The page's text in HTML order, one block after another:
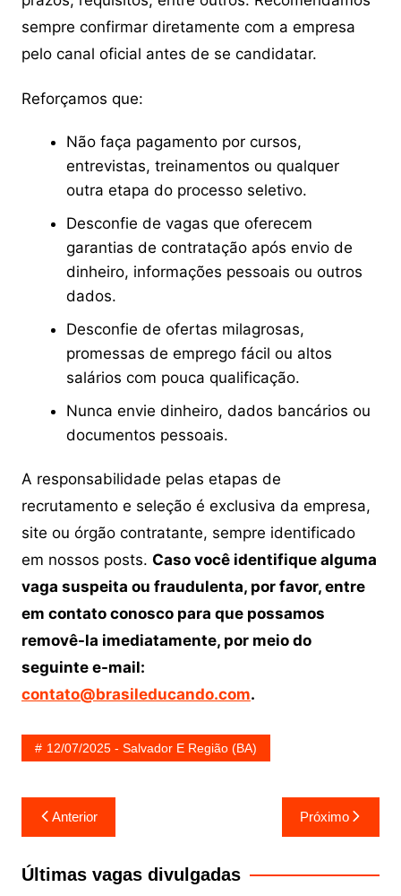
sempre confirmar diretamente com a empresa
pelo canal oficial antes de se candidatar.
Reforçamos que:
Não faça pagamento por cursos,
entrevistas, treinamentos ou qualquer
outra etapa do processo seletivo.
Desconfie de vagas que oferecem
garantias de contratação após envio de
dinheiro, informações pessoais ou outros
dados.
Desconfie de ofertas milagrosas,
promessas de emprego fácil ou altos
salários com pouca qualificação.
Nunca envie dinheiro, dados bancários ou
documentos pessoais.
A responsabilidade pelas etapas de
recrutamento e seleção é exclusiva da empresa,
site ou órgão contratante, sempre identificado
em nossos posts. Caso você identifique alguma
vaga suspeita ou fraudulenta, por favor, entre
em contato conosco para que possamos
removê-la imediatamente, por meio do
seguinte e-mail:
contato@brasileducando.com.
12/07/2025 - Salvador E Região (BA)
Navegação
de
Post
Anterior Próximo
Últimas vagas divulgadas